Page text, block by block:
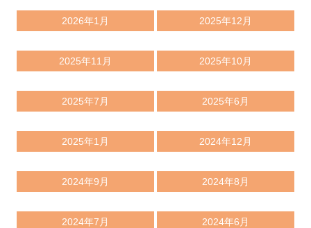
2026年1月 2025年12月
2025年11月 2025年10月
2025年7月 2025年6月
2025年1月 2024年12月
2024年9月 2024年8月
2024年7月 2024年6月